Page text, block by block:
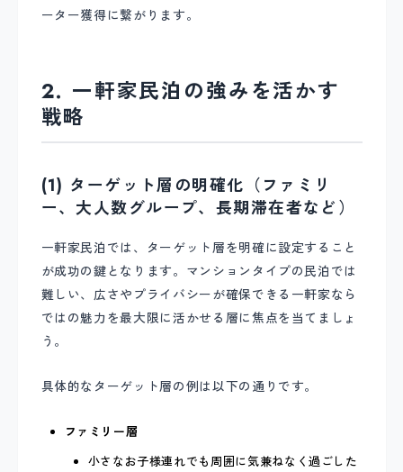
ーター獲得に繋がります。
2. 一軒家民泊の強みを活かす
戦略
(1) ターゲット層の明確化（ファミリ
ー、大人数グループ、長期滞在者など）
一軒家民泊では、ターゲット層を明確に設定すること
が成功の鍵となります。マンションタイプの民泊では
難しい、広さやプライバシーが確保できる一軒家なら
ではの魅力を最大限に活かせる層に焦点を当てましょ
う。
具体的なターゲット層の例は以下の通りです。
ファミリー層
小さなお子様連れでも周囲に気兼ねなく過ごした